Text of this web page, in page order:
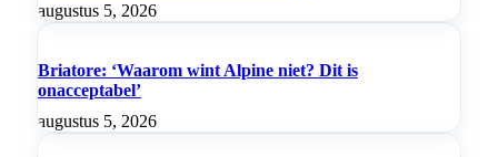
augustus 5, 2026
Briatore: ‘Waarom wint Alpine niet? Dit is
onacceptabel’
augustus 5, 2026